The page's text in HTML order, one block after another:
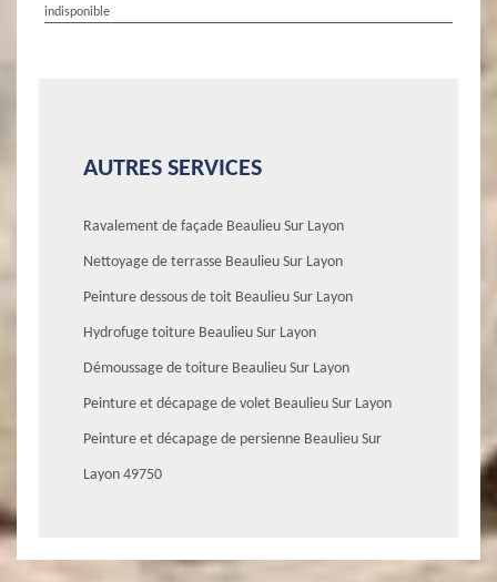
indisponible
AUTRES SERVICES
Ravalement de façade Beaulieu Sur Layon
Nettoyage de terrasse Beaulieu Sur Layon
Peinture dessous de toit Beaulieu Sur Layon
Hydrofuge toiture Beaulieu Sur Layon
Démoussage de toiture Beaulieu Sur Layon
Peinture et décapage de volet Beaulieu Sur Layon
Peinture et décapage de persienne Beaulieu Sur
Layon 49750